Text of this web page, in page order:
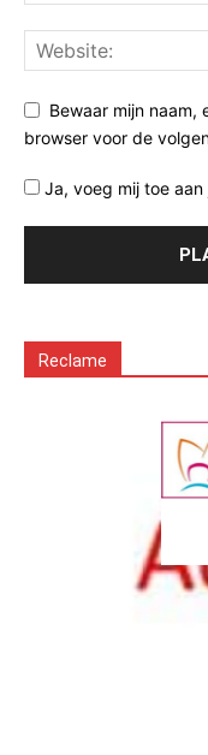
Bewaar mijn naam,
browser voor de
Ja, voeg mij toe
Reclame